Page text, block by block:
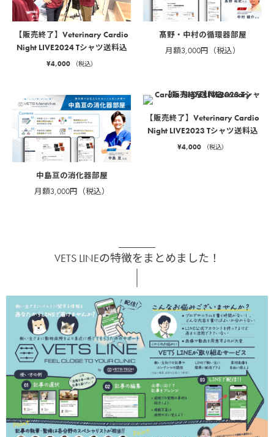
【販売終了】Veterinary Cardio
Night LIVE2024 Tシャツ送料込
¥4,000 （税込）
髙野・中村の循環器部屋
月額3,000円（税込）
中島亘の消化器部屋
月額3,000円（税込）
【販売終了】Veterinary Cardio
Night LIVE2023 Tシャツ送料込
¥4,000 （税込）
VETS LINEの特徴をまとめました！